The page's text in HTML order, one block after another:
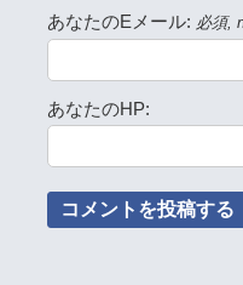
あなたのEメール: 必須,
あなたのHP: